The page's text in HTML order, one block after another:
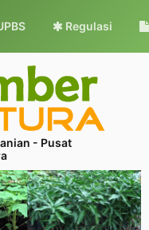
Regulasi
- Pusat